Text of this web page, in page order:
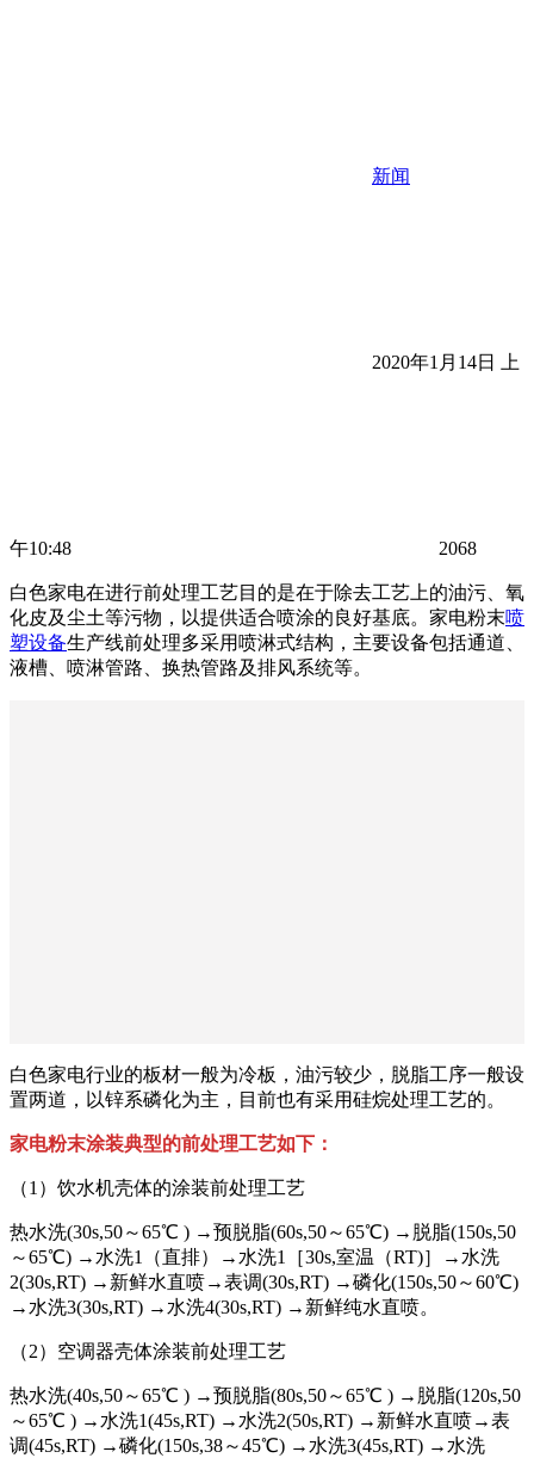
新闻
2020年1月14日 上
午10:48 2068
白色家电在进行前处理工艺目的是在于除去工艺上的油污、氧
化皮及尘土等污物，以提供适合喷涂的良好基底。家电粉末喷
塑设备生产线前处理多采用喷淋式结构，主要设备包括通道、
液槽、喷淋管路、换热管路及排风系统等。
白色家电行业的板材一般为冷板，油污较少，脱脂工序一般设
置两道，以锌系磷化为主，目前也有采用硅烷处理工艺的。
家电粉末涂装典型的前处理工艺如下：
（1）饮水机壳体的涂装前处理工艺
热水洗(30s,50～65℃ ) →预脱脂(60s,50～65℃) →脱脂(150s,50
～65℃) →水洗1（直排）→水洗1［30s,室温（RT)］→水洗
2(30s,RT) →新鲜水直喷→表调(30s,RT) →磷化(150s,50～60℃)
→水洗3(30s,RT) →水洗4(30s,RT) →新鲜纯水直喷。
（2）空调器壳体涂装前处理工艺
热水洗(40s,50～65℃ ) →预脱脂(80s,50～65℃ ) →脱脂(120s,50
～65℃ ) →水洗1(45s,RT) →水洗2(50s,RT) →新鲜水直喷→表
调(45s,RT) →磷化(150s,38～45℃) →水洗3(45s,RT) →水洗